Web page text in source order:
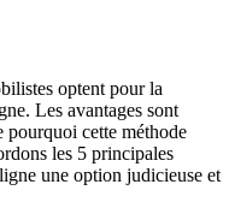
optent pour la
Les avantages sont
pourquoi cette méthode
les 5 principales
une option judicieuse et